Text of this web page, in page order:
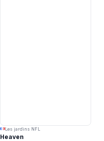
Les jardins NFL
Heaven